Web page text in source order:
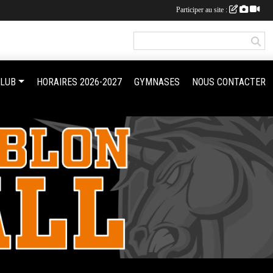
HORAIRES 2026-2027 GYMNASES NOUS CONTACTER
Participer au site :